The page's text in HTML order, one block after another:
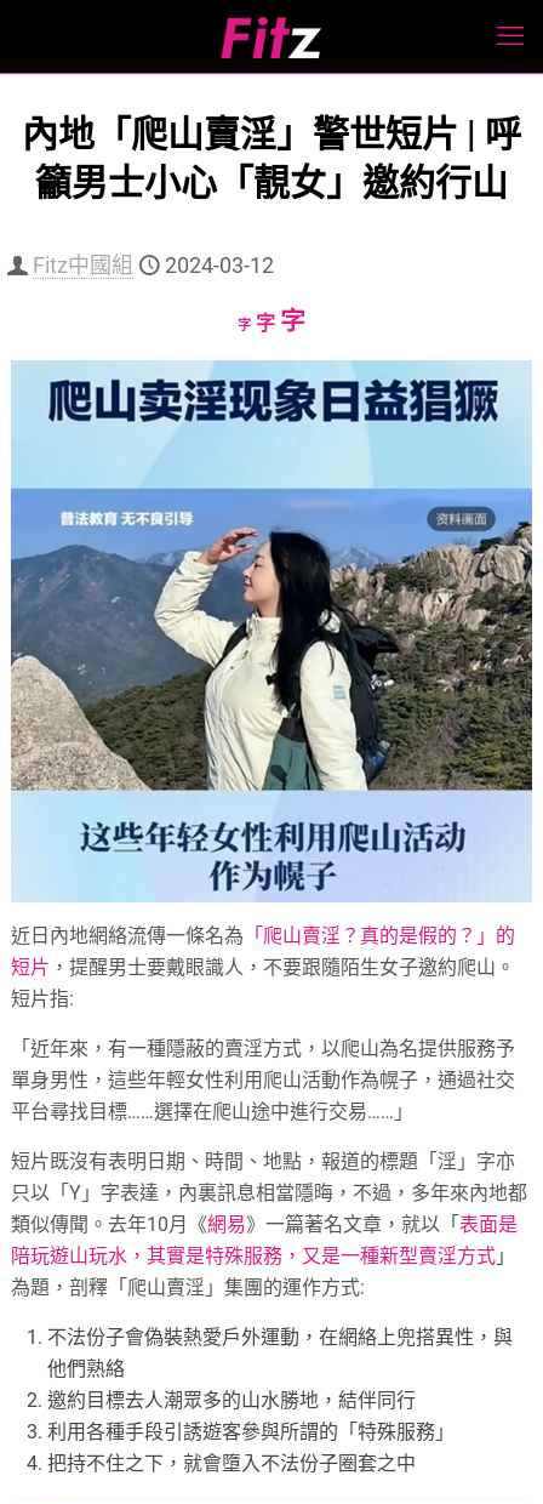
內地「爬山賣淫」警世短片 | 呼
籲男士小心「靚女」邀約行山
Fitz中國組 2024-03-12
字Decrease
size.
字Reset
size.
字Increase
size.
近日內地網絡流傳一條名為 「爬山賣淫？真的是假的？」的
短片 ，提醒男士要戴眼識人，不要跟隨陌生女子邀約爬山。
短片指:
「近年來，有一種隱蔽的賣淫方式，以爬山為名提供服務予
單身男性，這些年輕女性利用爬山活動作為幌子，通過社交
平台尋找目標……選擇在爬山途中進行交易……」
短片既沒有表明日期、時間、地點，報道的標題「淫」字亦
只以「Y」字表達，內裏訊息相當隱晦，不過，多年來內地都
類似傳聞。去年10月《網易》一篇著名文章，就以「表面是
陪玩遊山玩水，其實是特殊服務，又是一種新型賣淫方式 」
為題，剖釋「爬山賣淫」集團的運作方式:
不法份子會偽裝熱愛戶外運動，在網絡上兜搭異性，與
他們熟絡
邀約目標去人潮眾多的山水勝地，結伴同行
利用各種手段引誘遊客參與所謂的「特殊服務」
把持不住之下，就會墮入不法份子圈套之中